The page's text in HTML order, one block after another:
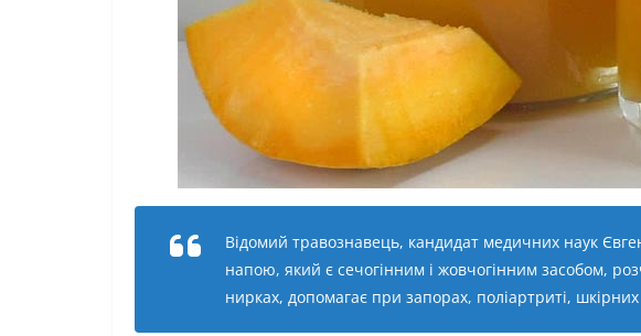
Відомий травознавець, кандидат медичних наук
напою, який є сечогінним і жовчогінним засобом,
нирках, допомагає при запорах, поліартриті,